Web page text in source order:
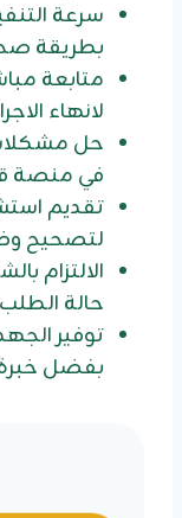
سرعة
بطريقة
متابعة
لانهاء
حل
في منصة
تقديم
لتصحيح
الالتزام
حالة الطلب
توفير
بفضل خبرة